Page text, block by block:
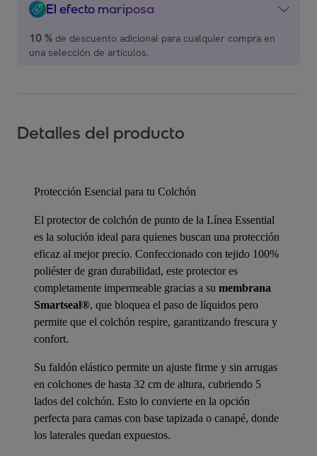
El efecto mariposa
10 % de descuento adicional para cualquier compra en
una selección de artículos.
Detalles del producto
Protección Esencial para tu Colchón
El protector de colchón de punto de la Línea Essential
es la solución ideal para quienes buscan una protección
eficaz al mejor precio. Confeccionado con tejido 100%
poliéster de gran durabilidad, este protector es
completamente impermeable gracias a su membrana
Smartseal®, que bloquea el paso de líquidos pero
permite que el colchón respire, garantizando frescura y
confort.
Su faldón elástico permite un ajuste firme y sin arrugas
en colchones de hasta 32 cm de altura, cubriendo 5
lados del colchón. Esto lo convierte en la opción
perfecta para camas con base tapizada o canapé, donde
los laterales quedan expuestos.